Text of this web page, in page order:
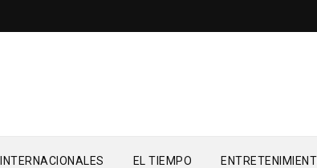
INTERNACIONALES EL TIEMPO